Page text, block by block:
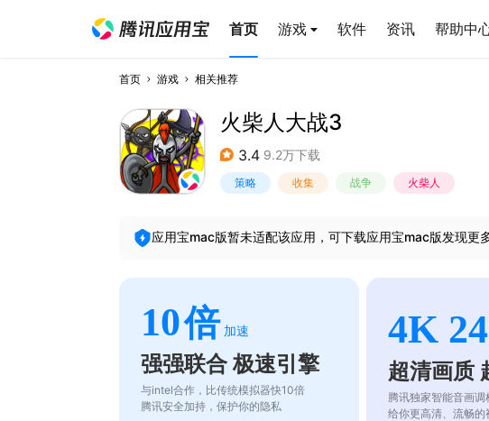
首页 游戏 软件 资讯 帮助中
首页 游戏 相关推荐
火柴人大战3
3.4 9.2万下载
策略 收集 战争 火柴人
应用宝mac版暂未适配该应用，可下载应用宝mac版发现更
10倍 加速
强强联合 极速引擎
与intel合作，比传统模拟器快10倍
腾讯安全加持，保护你的隐私
4K
超清画质
腾讯独家智能音画调
给你更高清、流畅的